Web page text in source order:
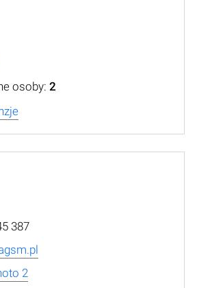
osoby: 2
387
2